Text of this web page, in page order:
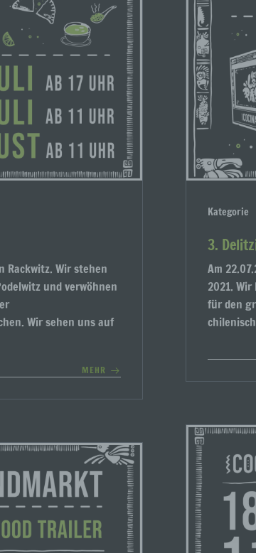
Rackwitz. Wir stehen
und verwöhnen
Wir sehen uns auf
MEHR
Kategorie
3.
Am
2021.
für den